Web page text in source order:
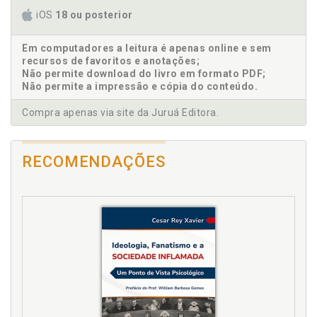
Crença. Morte de Deus, a modernidade e suas
Criação. Irresponsabilidade engajada versus
elementos transcendentes de valoração do
escrever, p. 107
Criação. Leitura literária: submissão e criação,
controle e rebeldia, p. 125
D
Deus. Morte de Deus, a modernidade e suas
Dimensão ontológica da escrita literária.
Irresponsabilidade engajada versus elementos
transcendentes de valoração do escrever, p. 107
Efusão do ler. Espaço literário, abandono e efusão
Enlouquecimento da linguagem. Experiência
iOS 18 ou posterior
Em computadores a leitura é apenas online e sem
recursos de favoritos e anotações;
Não permite download do livro em formato PDF;
Não permite a impressão e cópia do conteúdo.
Compra apenas via site da Juruá Editora.
RECOMENDAÇÕES